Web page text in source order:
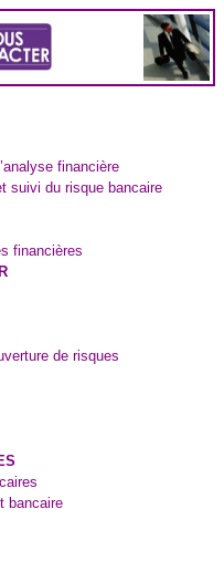
financière
suivi du risque bancaire
financières
de risques
bancaire